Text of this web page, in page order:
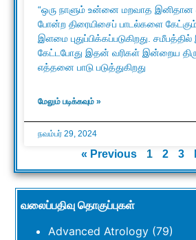
“ஒரு நாளும் உன்னை மறவாத இனிதான
போன்ற திரையிசைப் பாடல்களை
இளமை புதுப்பிக்கப்படுகிறது.
கேட்டபோது இதன் வரிகள் இன்றைய
எத்தனை பாடு படுத்துகிறது
மேலும் படிக்கவும் »
நவம்பர் 29, 2024
« Previous 1 2 3
வலைப்பதிவு தொகுப்புகள்
Advanced Atrology (79)